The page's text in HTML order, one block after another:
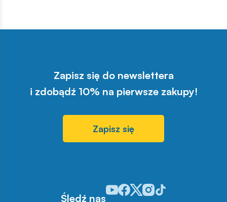
Zapisz się do newslettera
i zdobądź 10% na pierwsze zakupy!
Zapisz się
Śledź nas
Odwiedź nasz profil w serwisie
Odwiedź nasz profil w serwisie
Odwiedź nasz profil w
Odwiedź nasz profil w
Odwiedź nasz profil